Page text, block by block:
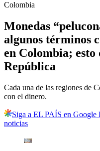
Colombia
Monedas
algunos términos
en Colombia; esto
República
Cada una de las regiones de
con el dinero.
Siga a EL PAÍS en Google
noticias